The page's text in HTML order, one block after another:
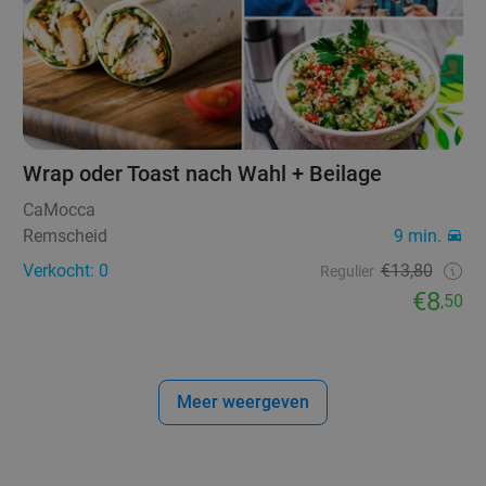
Wrap oder Toast nach Wahl + Beilage
CaMocca
Remscheid
9 min.
Verkocht: 0
Regulier €13,80
€8,50
Meer weergeven